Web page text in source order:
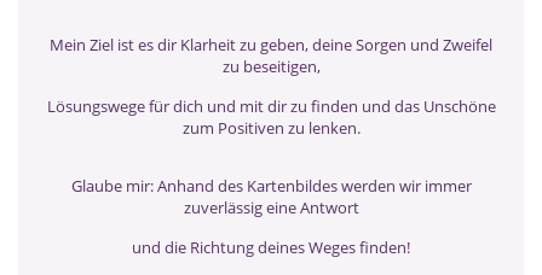
Mein Ziel ist es dir Klarheit zu geben, deine Sorgen und Zweifel
zu beseitigen,
Lösungswege für dich und mit dir zu finden und das Unschöne
zum Positiven zu lenken.
Glaube mir: Anhand des Kartenbildes werden wir immer
zuverlässig eine Antwort
und die Richtung deines Weges finden!